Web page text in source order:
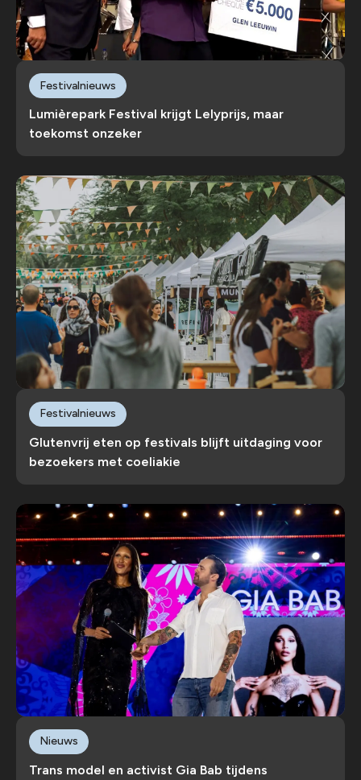
Lumièrepark Festival krijgt Lelyprijs, maar
toekomst onzeker
Festivalnieuws
Glutenvrij eten op festivals blijft uitdaging voor
bezoekers met coeliakie
Festivalnieuws
Trans model en activist Gia Bab tijdens
Nieuws